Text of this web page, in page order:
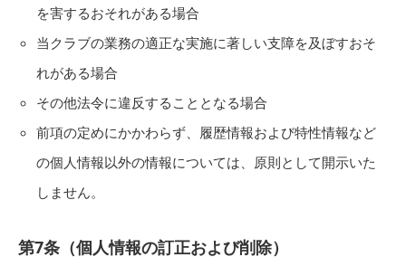
を害するおそれがある場合
当クラブの業務の適正な実施に著しい支障を及ぼすおそ
れがある場合
その他法令に違反することとなる場合
前項の定めにかかわらず、履歴情報および特性情報など
の個人情報以外の情報については、原則として開示いた
しません。
第7条（個人情報の訂正および削除）